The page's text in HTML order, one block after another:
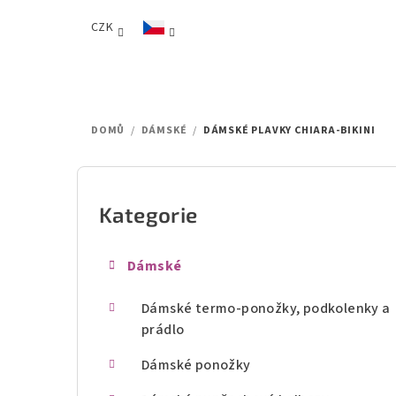
CZK
DOMŮ / DÁMSKÉ / DÁMSKÉ PLAVKY CHIARA-BIKINI
Přeskočit
kategorie
Kategorie
Dámské
Dámské termo-ponožky, podkolenky a
prádlo
Dámské ponožky